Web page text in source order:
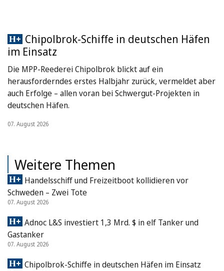
Chipolbrok-Schiffe in deutschen Häfen
im Einsatz
Die MPP-Reederei Chipolbrok blickt auf ein
herausforderndes erstes Halbjahr zurück, vermeldet aber
auch Erfolge – allen voran bei Schwergut-Projekten in
deutschen Häfen.
07. August 2026
Weitere Themen
Handelsschiff und Freizeitboot kollidieren vor
Schweden – Zwei Tote
07. August 2026
Adnoc L&S investiert 1,3 Mrd. $ in elf Tanker und
Gastanker
07. August 2026
Chipolbrok-Schiffe in deutschen Häfen im Einsatz